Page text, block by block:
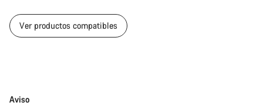
Ver productos compatibles
Exención
Aviso